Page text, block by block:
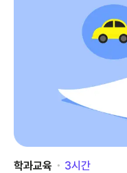
학과교육 ･ 3시간